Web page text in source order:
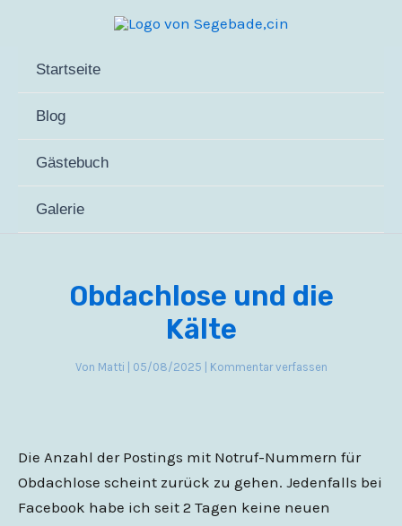
springenStartseite
Blog
Gästebuch
Galerie
Obdachlose und die
Kälte
Von Matti 05/08/2025 Kommentar verfassen
Die Anzahl der Postings mit Notruf-Nummern für
Obdachlose scheint zurück zu gehen. Jedenfalls bei
Facebook habe ich seit 2 Tagen keine neuen